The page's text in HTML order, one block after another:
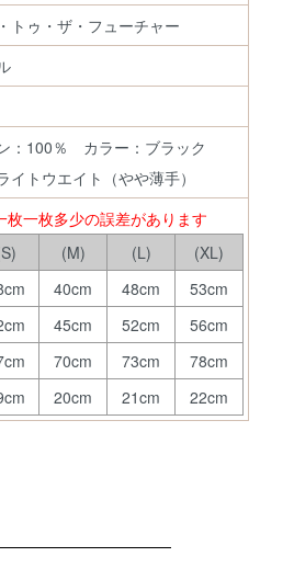
トゥ・ザ・フューチャー
：100％ カラー：ブラック
イトウエイト（やや薄手）
一枚多少の誤差があります
(M) (L)
(XL)
40cm 48cm
53cm
45cm 52cm
56cm
70cm 73cm
78cm
20cm 21cm 22cm